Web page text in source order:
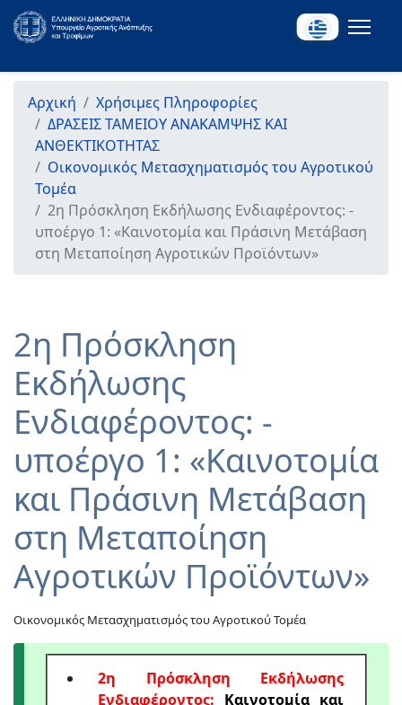
Αρχική
Χρήσιμες Πληροφορίες
ΔΡΑΣΕΙΣ ΤΑΜΕΙΟΥ ΑΝΑΚΑΜΨΗΣ ΚΑΙ
ΑΝΘΕΚΤΙΚΟΤΗΤΑΣ
Οικονομικός Μετασχηματισμός του Αγροτικού
Τομέα
2η Πρόσκληση Εκδήλωσης Ενδιαφέροντος: -
υποέργο 1: «Καινοτομία και Πράσινη Μετάβαση
στη Μεταποίηση Αγροτικών Προϊόντων»
2η Πρόσκληση
Εκδήλωσης
Ενδιαφέροντος: -
υποέργο 1: «Καινοτομία
και Πράσινη Μετάβαση
στη Μεταποίηση
Αγροτικών Προϊόντων»
Οικονομικός Μετασχηματισμός του Αγροτικού Τομέα
2η Πρόσκληση Εκδήλωσης
Ενδιαφέροντος: Καινοτομία και